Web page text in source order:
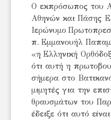
Ο εκπρόσωπος του
Αθηνών και Πάσης
Ιερώνυμο
π. Εμμανουήλ
«η Ελληνική
ότι αυτή η
σήμερα στο
μιμητές για την
θραυσμάτων του
έδειξε ότι αυτό